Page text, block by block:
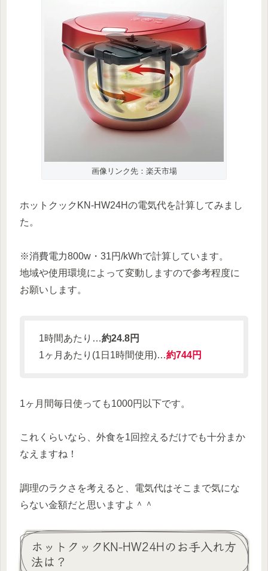
画像リンク先：楽天市場
ホットクックKN-HW24Hの電気代を計算してみまし
た。
※消費電力800w・31円/kWhで計算しています。
地域や使用環境によって変動しますので参考程度に
お願いします。
1時間あたり…約24.8円
1ヶ月あたり(1日1時間使用)…約744円
1ヶ月間毎日使っても1000円以下です。
これくらいなら、外食を1回控えるだけでも十分まか
なえますね！
調理のラクさを考えると、電気代はそこまで気にな
らない金額だと思いますよ＾＾
ホットクックKN-HW24Hのお手入れ方
法は？